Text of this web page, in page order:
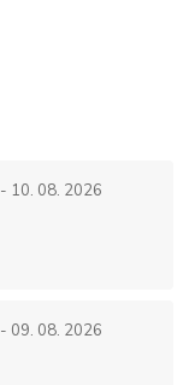
- 10. 08. 2026
- 09. 08. 2026